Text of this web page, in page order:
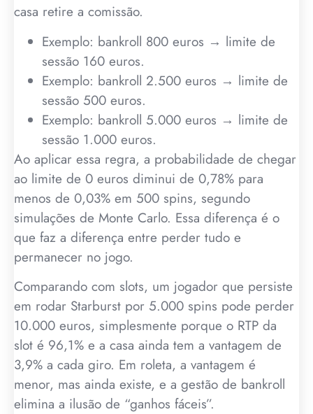
casa retire a comissão.
Exemplo: bankroll 800 euros → limite de
sessão 160 euros.
Exemplo: bankroll 2.500 euros → limite de
sessão 500 euros.
Exemplo: bankroll 5.000 euros → limite de
sessão 1.000 euros.
Ao aplicar essa regra, a probabilidade de chegar
ao limite de 0 euros diminui de 0,78% para
menos de 0,03% em 500 spins, segundo
simulações de Monte Carlo. Essa diferença é o
que faz a diferença entre perder tudo e
permanecer no jogo.
Comparando com slots, um jogador que persiste
em rodar Starburst por 5.000 spins pode perder
10.000 euros, simplesmente porque o RTP da
slot é 96,1% e a casa ainda tem a vantagem de
3,9% a cada giro. Em roleta, a vantagem é
menor, mas ainda existe, e a gestão de bankroll
elimina a ilusão de “ganhos fáceis”.